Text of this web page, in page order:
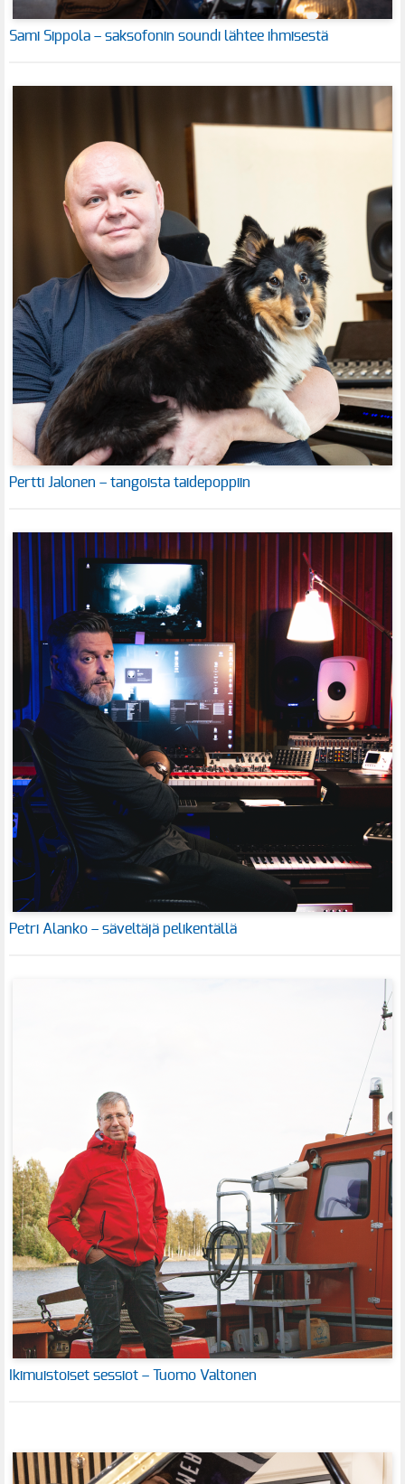
Sami Sippola – saksofonin soundi lähtee ihmisestä
Pertti Jalonen – tangoista taidepoppiin
Petri Alanko – säveltäjä pelikentällä
Ikimuistoiset sessiot – Tuomo Valtonen